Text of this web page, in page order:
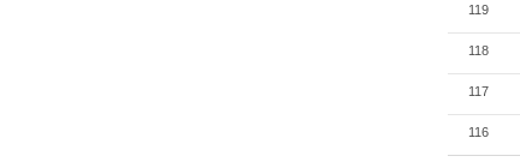
119
118
117
116